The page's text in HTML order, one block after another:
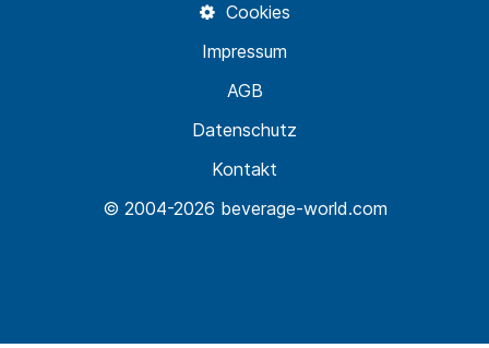
© 2004-2026 beverage-world.com
Kontakt
Datenschutz
AGB
Impressum
Cookies